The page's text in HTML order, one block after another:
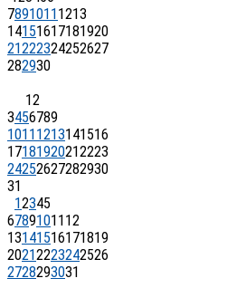
7891011 1213
14151617181920
21222324252627
282930
12
3456789
1011 1213141516
17181920212223
24252627282930
31
12345
67891011 12
13141516171819
20212223242526
2728293031